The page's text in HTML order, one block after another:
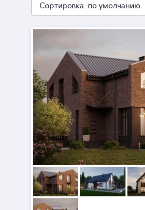
Сортировка: по умолчанию